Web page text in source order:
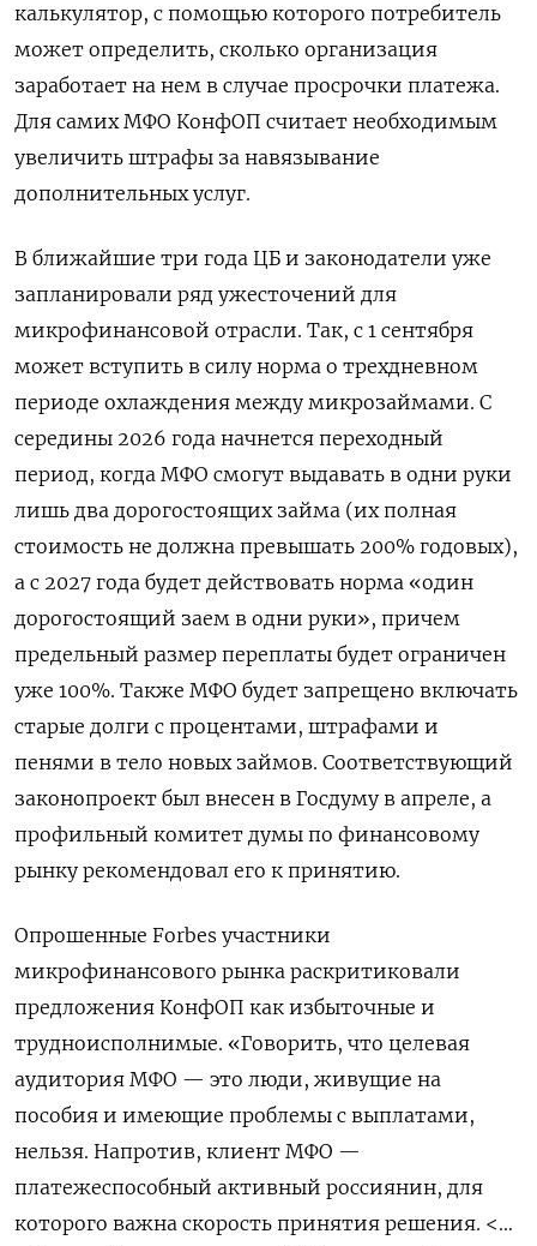
калькулятор, с помощью которого потребитель
может определить, сколько организация
заработает на нем в случае просрочки платежа.
Для самих МФО КонфОП считает необходимым
увеличить штрафы за навязывание
дополнительных услуг.
В ближайшие три года ЦБ и законодатели уже
запланировали ряд ужесточений для
микрофинансовой отрасли. Так, с 1 сентября
может вступить в силу норма о трехдневном
периоде охлаждения между микрозаймами. С
середины 2026 года начнется переходный
период, когда МФО смогут выдавать в одни руки
лишь два дорогостоящих займа (их полная
стоимость не должна превышать 200% годовых),
а с 2027 года будет действовать норма «один
дорогостоящий заем в одни руки», причем
предельный размер переплаты будет ограничен
уже 100%. Также МФО будет запрещено включать
старые долги с процентами, штрафами и
пенями в тело новых займов. Соответствующий
законопроект был внесен в Госдуму в апреле, а
профильный комитет думы по финансовому
рынку рекомендовал его к принятию.
Опрошенные Forbes участники
микрофинансового рынка раскритиковали
предложения КонфОП как избыточные и
трудноисполнимые. «Говорить, что целевая
аудитория МФО — это люди, живущие на
пособия и имеющие проблемы с выплатами,
нельзя. Напротив, клиент МФО —
платежеспособный активный россиянин, для
которого важна скорость принятия решения. <…